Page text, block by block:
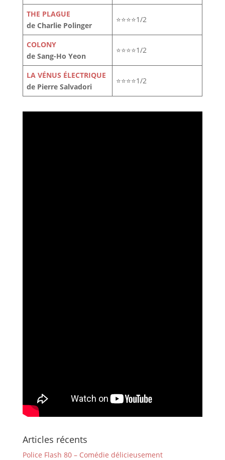
THE PLAGUE
de Charlie Polinger
⭐⭐⭐⭐1/2
COLONY
de Sang-Ho Yeon
⭐⭐⭐⭐1/2
LA VÉNUS ÉLECTRIQUE
de Pierre Salvadori
⭐⭐⭐⭐1/2
Articles récents
Police Flash 80 – Comédie délicieusement